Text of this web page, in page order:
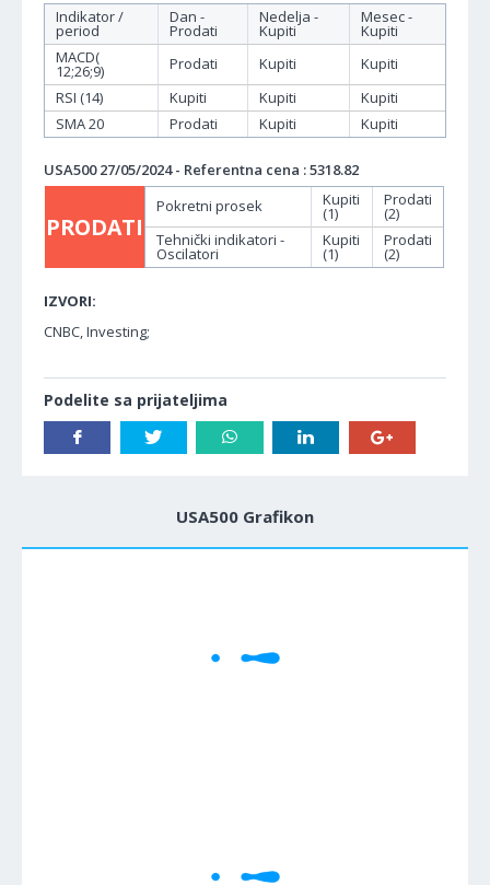
Indikator /
period
Dan -
Prodati
Nedelja -
Kupiti
Mesec -
Kupiti
MACD(
12;26;9) Prodati Kupiti
Kupiti
RSI (14)
Kupiti Kupiti
Kupiti
SMA 20
Prodati Kupiti Kupiti
USA500 27/05/2024 - Referentna cena : 5318.82
PRODATI
Pokretni prosek Kupiti
(1)
Prodati
(2)
Tehnički indikatori -
Oscilatori
Kupiti
(1)
Prodati
(2)
IZVORI:
CNBC, Investing;
Podelite sa prijateljima
USA500 Grafikon